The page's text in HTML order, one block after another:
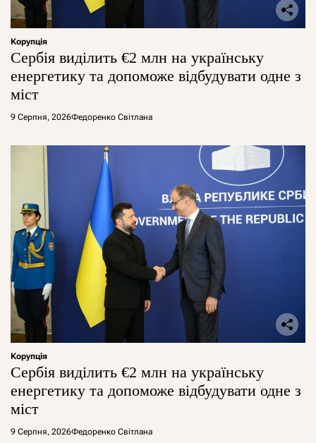
Корупція
Сербія виділить €2 млн на українську
енергетику та допоможе відбудувати одне з
міст
9 Серпня, 2026Федоренко Світлана
Корупція
Сербія виділить €2 млн на українську
енергетику та допоможе відбудувати одне з
міст
9 Серпня, 2026Федоренко Світлана